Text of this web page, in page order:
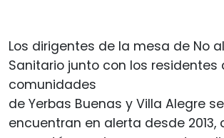
Los dirigentes de la mesa de No
Sanitario junto con los residentes
comunidades
de Yerbas Buenas y Villa Alegre
encuentran en alerta desde 2013,